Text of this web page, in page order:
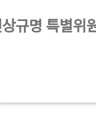
규명 특별위